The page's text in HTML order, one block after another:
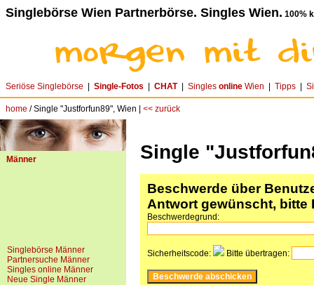
Singlebörse Wien Partnerbörse. Singles Wien. 100%
Seriöse Singlebörse Single-Fotos CHAT| Singles online Wien Tipps
home / Single "Justforfun89", Wien | << zurück
Männer
Singlebörse Männer
Partnersuche Männer
Singles online Männer
Neue Single Männer
Single
Beschwerde über
Antwort gewünscht, bitte
Beschwerdegrund:
Sicherheitscode: Bitte übertragen: